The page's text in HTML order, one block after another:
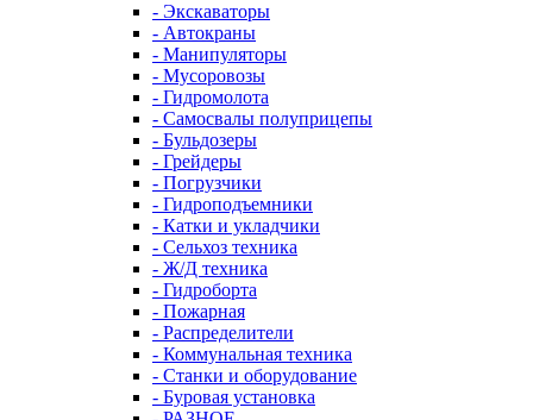
- Экскаваторы
- Автокраны
- Манипуляторы
- Мусоровозы
- Гидромолота
- Самосвалы полуприцепы
- Бульдозеры
- Грейдеры
- Погрузчики
- Гидроподъемники
- Катки и укладчики
- Сельхоз техника
- Ж/Д техника
- Гидроборта
- Пожарная
- Распределители
- Коммунальная техника
- Станки и оборудование
- Буровая установка